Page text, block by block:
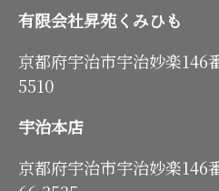
有限会社昇苑くみひも
京都府宇治市宇治妙楽
5510
宇治本店
京都府宇治市宇治妙楽